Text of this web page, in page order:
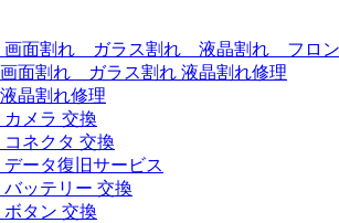
画面割れ ガラス割れ 液晶割れ フロン
画面割れ ガラス割れ 液晶割れ修理
晶割れ修理
カメラ 交換
コネクタ 交換
データ復旧サービス
バッテリー 交換
ボタン 交換